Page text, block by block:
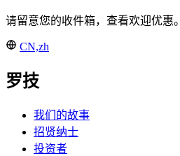
请留意您的收件箱，查看欢迎优惠。
CN,zh
罗技
我们的故事
招贤纳士
投资者